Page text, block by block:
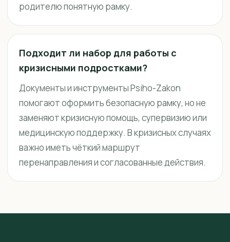
родителю понятную рамку.
Подходит ли набор для работы с
кризисными подростками?
Документы и инструменты Psiho-Zakon
помогают оформить безопасную рамку, но не
заменяют кризисную помощь, супервизию или
медицинскую поддержку. В кризисных случаях
важно иметь чёткий маршрут
перенаправления и согласованные действия.